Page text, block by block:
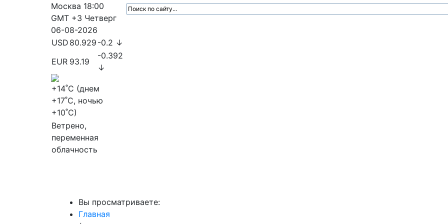
Москва 18:00
GMT +3 Четверг
06-08-2026
USD 80.929 -0.2 ↓
EUR 93.19
-0.392
↓
+14˚C (днем
+17˚C, ночью
+10˚C)
Ветрено,
переменная
облачность
Вы просматриваете:
Главная